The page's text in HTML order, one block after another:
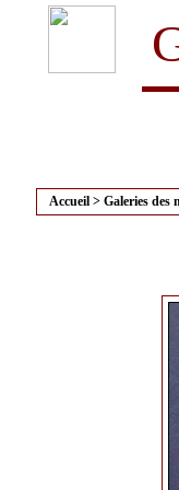
Accueil > Galeries des